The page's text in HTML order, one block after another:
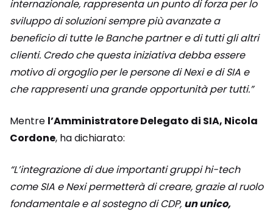
internazionale, rappresenta un punto di forza per lo
sviluppo di soluzioni sempre più avanzate a
beneficio di tutte le Banche partner e di tutti gli altri
clienti. Credo che questa iniziativa debba essere
motivo di orgoglio per le persone di Nexi e di SIA e
che rappresenti una grande opportunità per tutti.”
Mentre l’Amministratore Delegato di SIA, Nicola
Cordone, ha dichiarato:
“L’integrazione di due importanti gruppi hi-tech
come SIA e Nexi permetterà di creare, grazie al ruolo
fondamentale e al sostegno di CDP, un unico,